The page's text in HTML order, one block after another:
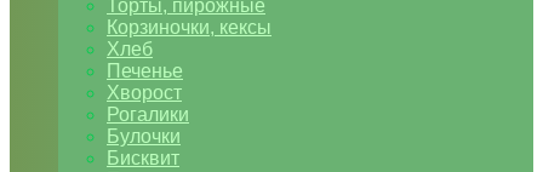
Торты, пирожные
Корзиночки, кексы
Хлеб
Печенье
Хворост
Рогалики
Булочки
Бисквит